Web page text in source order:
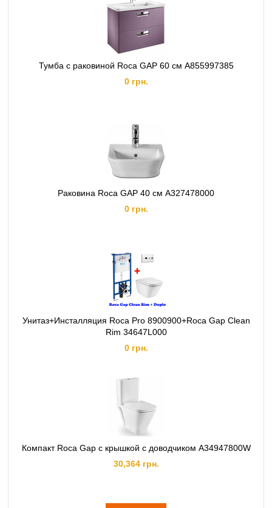
Тумба с раковиной Roca GAP 60 см A855997385
0 грн.
Раковина Roca GAP 40 см A327478000
0 грн.
Унитаз+Инсталляция Roca Pro 8900900+Roca Gap Clean
Rim 34647L000
0 грн.
Компакт Roca Gap с крышкой с доводчиком A34947800W
30,364 грн.